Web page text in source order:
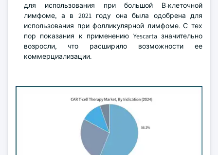
для использования при большой В-клеточной
лимфоме, а в 2021 году она была одобрена для
использования при фолликулярной лимфоме. С тех
пор показания к применению Yescarta значительно
возросли, что расширило возможности ее
коммерциализации.